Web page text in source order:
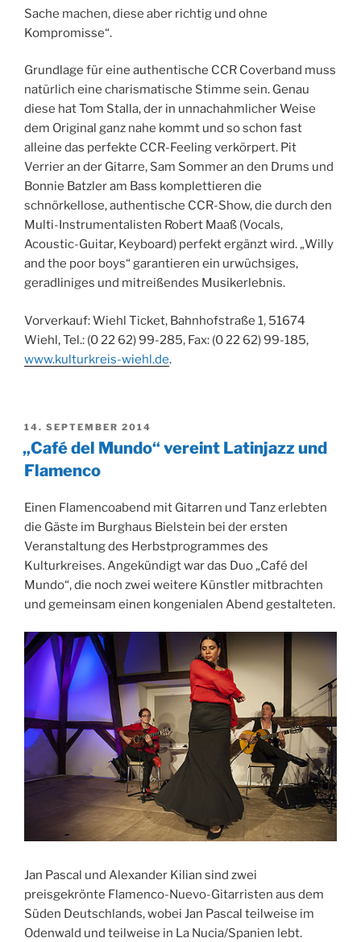
Sache machen, diese aber richtig und ohne
Kompromisse“.
Grundlage für eine authentische CCR Coverband muss
natürlich eine charismatische Stimme sein. Genau
diese hat Tom Stalla, der in unnachahmlicher Weise
dem Original ganz nahe kommt und so schon fast
alleine das perfekte CCR-Feeling verkörpert. Pit
Verrier an der Gitarre, Sam Sommer an den Drums und
Bonnie Batzler am Bass komplettieren die
schnörkellose, authentische CCR-Show, die durch den
Multi-Instrumentalisten Robert Maaß (Vocals,
Acoustic-Guitar, Keyboard) perfekt ergänzt wird. „Willy
and the poor boys“ garantieren ein urwüchsiges,
geradliniges und mitreißendes Musikerlebnis.
Vorverkauf: Wiehl Ticket, Bahnhofstraße 1, 51674
Wiehl, Tel.: (0 22 62) 99-285, Fax: (0 22 62) 99-185,
www.kulturkreis-wiehl.de.
VERÖFFENTLICHT
AM
14. SEPTEMBER 2014
„Café del Mundo“ vereint Latinjazz und
Flamenco
Einen Flamencoabend mit Gitarren und Tanz erlebten
die Gäste im Burghaus Bielstein bei der ersten
Veranstaltung des Herbstprogrammes des
Kulturkreises. Angekündigt war das Duo „Café del
Mundo“, die noch zwei weitere Künstler mitbrachten
und gemeinsam einen kongenialen Abend gestalteten.
Jan Pascal und Alexander Kilian sind zwei
preisgekrönte Flamenco-Nuevo-Gitarristen aus dem
Süden Deutschlands, wobei Jan Pascal teilweise im
Odenwald und teilweise in La Nucia/Spanien lebt.